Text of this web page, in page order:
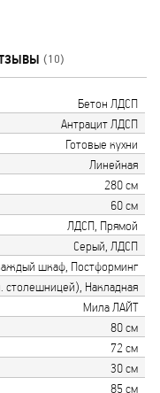
(10)
Бетон ЛДСП
Антрацит ЛДСП
Готовые кухни
Линейная
280 см
60 см
ЛДСП, Прямой
Серый, ЛДСП
шкаф, Постформинг
столешницей), Накладная
Мила ЛАЙТ
80 см
72 см
30 см
85 см